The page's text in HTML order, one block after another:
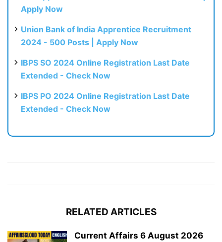
Apply Now
Union Bank of India Apprentice Recruitment
2024 - 500 Posts | Apply Now
IBPS SO 2024 Online Registration Last Date
Extended - Check Now
IBPS PO 2024 Online Registration Last Date
Extended - Check Now
RELATED ARTICLES
Current Affairs 6 August 2026